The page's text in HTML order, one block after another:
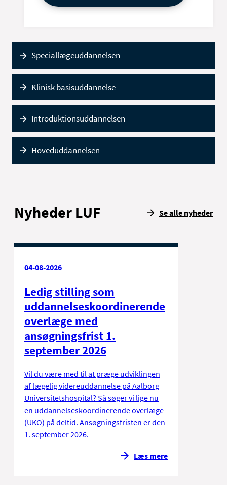
Speciallægeuddannelsen
Klinisk basisuddannelse
Introduktionsuddannelsen
Hoveduddannelsen
Nyheder LUF Se alle nyheder
04-08-2026
Ledig stilling som
uddannelseskoordinerende
overlæge med
ansøgningsfrist 1.
september 2026
Vil du være med til at præge udviklingen
af lægelig videreuddannelse på Aalborg
Universitetshospital? Så søger vi lige nu
en uddannelseskoordinerende overlæge
(UKO) på deltid. Ansøgningsfristen er den
1. september 2026.
Læs mere